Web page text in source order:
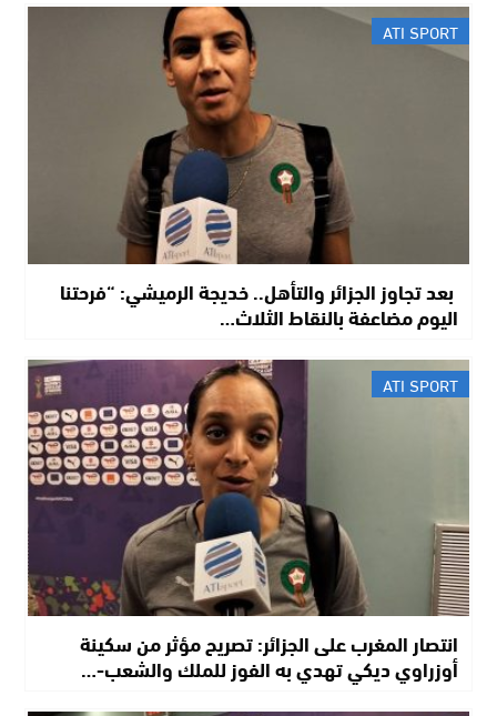
ATI SPORT
​ بعد تجاوز الجزائر والتأهل.. خديجة الرميشي: “فرحتنا
اليوم مضاعفة بالنقاط الثلاث…
ATI SPORT
انتصار المغرب على الجزائر: تصريح مؤثر من سكينة
أوزراوي ديكي تهدي به الفوز للملك والشعب-…